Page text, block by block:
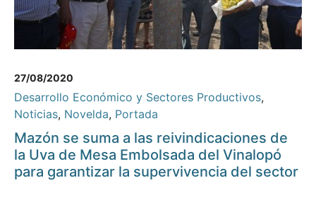
27/08/2020
Desarrollo Económico y Sectores Productivos,
Noticias, Novelda, Portada
Mazón se suma a las reivindicaciones de
la Uva de Mesa Embolsada del Vinalopó
para garantizar la supervivencia del sector